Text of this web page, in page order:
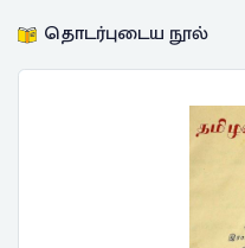
தொடர்புடைய நூல்